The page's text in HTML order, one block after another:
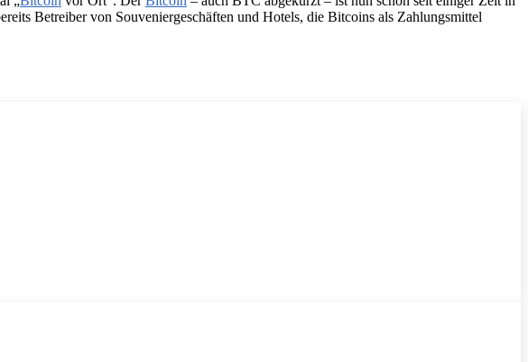
Betreiber von Souveniergeschäften und Hotels, die Bitcoins als Zahlungsmittel